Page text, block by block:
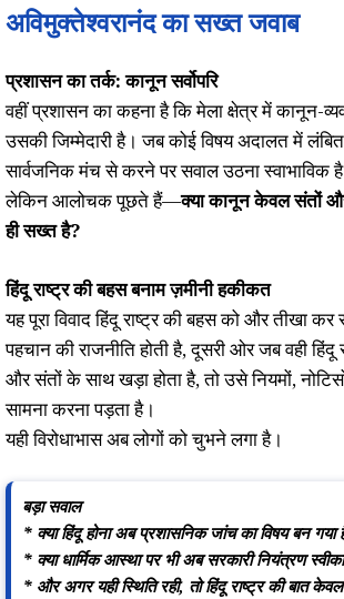
अविमुक्तेश्वरानंद का सख्त जवाब
प्रशासन का तर्क: कानून सर्वोपरि
वहीं प्रशासन का कहना है कि मेला क्षेत्र में कानून-
उसकी जिम्मेदारी है। जब कोई विषय अदालत में
सार्वजनिक मंच से करने पर सवाल उठना स्वाभाविक
लेकिन आलोचक पूछते हैं—क्या कानून केवल संतों
ही सख्त है?
हिंदू राष्ट्र की बहस बनाम ज़मीनी हकीकत
यह पूरा विवाद हिंदू राष्ट्र की बहस को और तीखा
पहचान की राजनीति होती है, दूसरी ओर जब वही
और संतों के साथ खड़ा होता है, तो उसे नियमों,
सामना करना पड़ता है।
यही विरोधाभास अब लोगों को चुभने लगा है।
बड़ा सवाल
* क्या हिंदू होना अब प्रशासनिक जांच का विषय बन गया
* क्या धार्मिक आस्था पर भी अब सरकारी नियंत्रण
* और अगर यही स्थिति रही, तो हिंदू राष्ट्र की बात